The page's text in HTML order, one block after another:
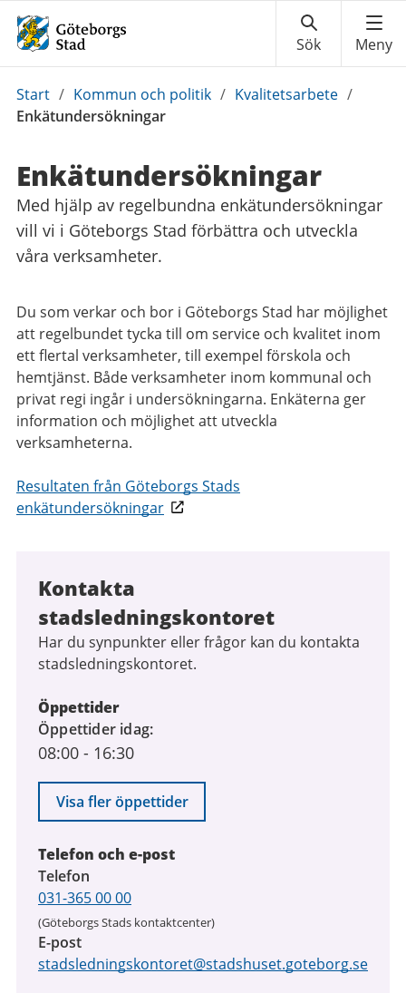
Du
är
Start / Kommun och politik / Kvalitetsarbete /
Enkätundersökningar
Enkätundersökningar
Med hjälp av regelbundna enkätundersökningar
vill vi i Göteborgs Stad förbättra och utveckla
våra verksamheter.
Du som verkar och bor i Göteborgs Stad har möjlighet
att regelbundet tycka till om service och kvalitet inom
ett flertal verksamheter, till exempel förskola och
hemtjänst. Både verksamheter inom kommunal och
privat regi ingår i undersökningarna. Enkäterna ger
information och möjlighet att utveckla
verksamheterna.
Resultaten från Göteborgs Stads
enkätundersökningar
Kontakta
stadsledningskontoret
Har du synpunkter eller frågor kan du kontakta
stadsledningskontoret.
Öppettider
Öppettider idag
08:00 - 16:30
Visa fler öppettider
Telefon och e-post
Telefon
031-365 00 00
(Göteborgs Stads kontaktcenter)
E-post
stadsledningskontoret@stadshuset.goteborg.se